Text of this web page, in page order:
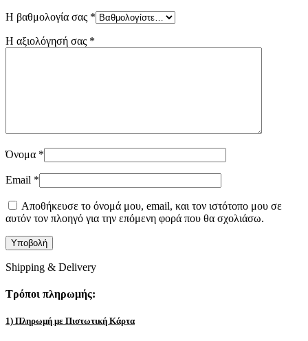
Η βαθμολογία σας *
Η αξιολόγησή σας *
Όνομα *
Email *
Αποθήκευσε το όνομά μου, email, και τον ιστότοπο μου σε
αυτόν τον πλοηγό για την επόμενη φορά που θα σχολιάσω.
Shipping & Delivery
Τρόποι πληρωμής:
1) Πληρωμή με Πιστωτική Κάρτα